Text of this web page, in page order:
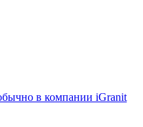
в компании iGranit